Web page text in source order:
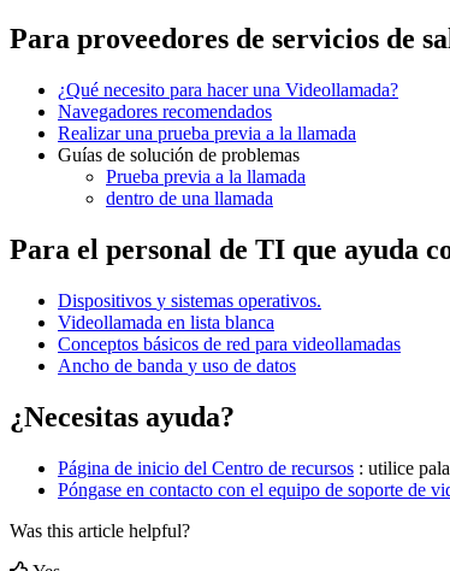
Para proveedores de servicios de
¿Qué necesito para hacer una Videollamada?
Navegadores recomendados
Realizar una prueba previa a la llamada
Guías de solución de problemas
Prueba previa a la llamada
dentro de una llamada
Para el personal de TI que ayuda
Dispositivos y sistemas operativos.
Videollamada en lista blanca
Conceptos básicos de red para videollamadas
Ancho de banda y uso de datos
¿Necesitas ayuda?
Página de inicio del Centro de recursos : utilice
Póngase en contacto con el equipo de soporte de
Was this article helpful?